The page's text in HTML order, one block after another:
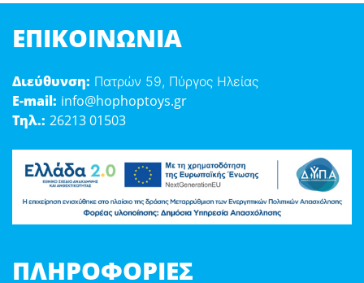
ΕΠΙΚΟΙΝΩΝΊΑ
Διεύθυνση: Πατρών 59, Πύργος Ηλείας
E-mail: info@hophoptoys.gr
Τηλ.: 26213 01503
ΠΛΗΡΟΦΟΡΊΕΣ